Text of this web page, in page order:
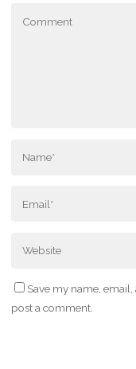
Save my name,
post a comment.